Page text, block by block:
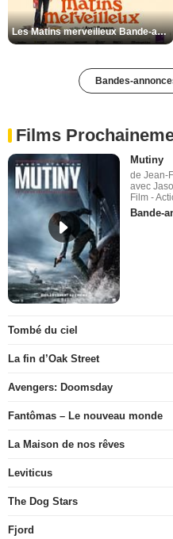
Les Matins merveilleux Bande-annonce VF
Bandes-
Films
Mutiny
de Jean-
avec
Film -
Bande-
Tombé du ciel
La fin d’Oak Street
Avengers: Doomsday
Fantômas – Le nouveau monde
La Maison de nos rêves
Leviticus
The Dog Stars
Fjord